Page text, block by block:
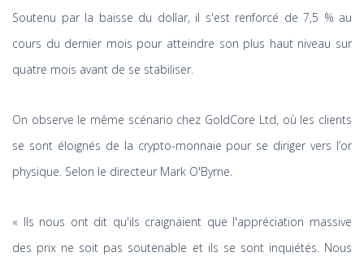
Soutenu par la baisse du dollar, il s'est renforcé de 7,5 % au
cours du dernier mois pour atteindre son plus haut niveau sur
quatre mois avant de se stabiliser.
On observe le même scénario chez GoldCore Ltd, où les clients
se sont éloignés de la crypto-monnaie pour se diriger vers l’or
physique. Selon le directeur Mark O'Byrne.
« Ils nous ont dit qu'ils craignaient que l'appréciation massive
des prix ne soit pas soutenable et ils se sont inquiétés. Nous